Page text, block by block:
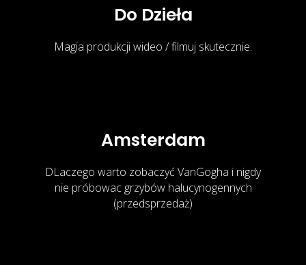
Do Dzieła
Magia produkcji wideo / filmuj skutecznie.
Amsterdam
DLaczego warto zobaczyć VanGogha i nigdy
nie próbowac grzybów halucynogennych
(przedsprzedaż)